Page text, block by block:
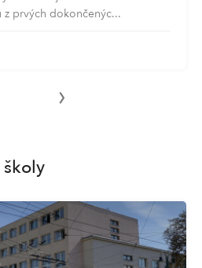
prvých dokončenýc...
›